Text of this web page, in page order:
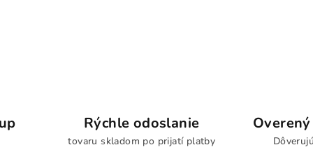
Rýchle odoslanie
tovaru skladom po prijatí platby